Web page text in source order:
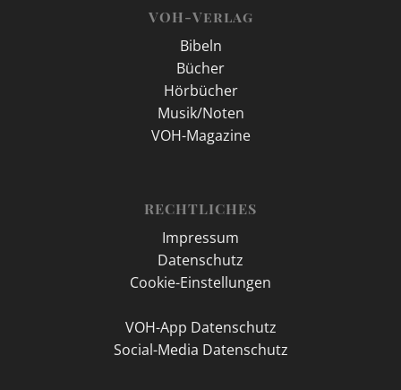
VOH-Verlag
Bibeln
Bücher
Hörbücher
Musik/Noten
VOH-Magazine
RECHTLICHES
Impressum
Datenschutz
Cookie-Einstellungen
VOH-App Datenschutz
Social-Media Datenschutz